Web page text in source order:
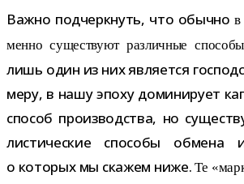
Важно под­черк­нуть, что обычно
менно суще­ствуют раз­лич­ные спо­собы
лишь один из них явля­ется
меру, в нашу эпоху доми­ни­рует
спо­соб про­из­вод­ства, но
ли­сти­че­ские спо­собы обмена
о кото­рых мы ска­жем ниже.Те